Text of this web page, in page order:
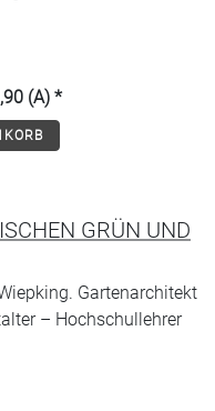
(A) *
GRÜN UND
Gartenarchitekt
– Hochschullehrer